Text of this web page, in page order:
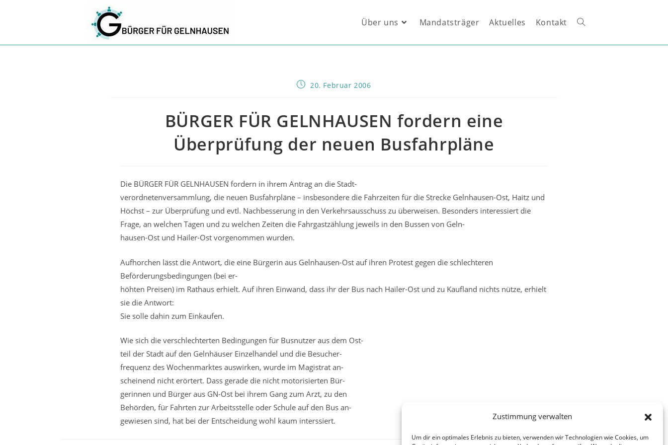
Zustimmung verwalten
Um dir ein optimales Erlebnis zu bieten, verwenden wir Technologien wie Cookies, um
Über uns Mandatsträger Aktuelles Kontakt Website-
Beitrag20. Februar 2006
BÜRGER FÜR GELNHAUSEN fordern eine
Überprüfung der neuen Busfahrpläne
Die BÜRGER FÜR GELNHAUSEN fordern in ihrem Antrag an die Stadt-
verordnetenversammlung, die neuen Busfahrpläne – insbesondere die Fahrzeiten für die Strecke Gelnhausen-Ost, Haitz und
Höchst – zur Überprüfung und evtl. Nachbesserung in den Verkehrsausschuss zu überweisen. Besonders interessiert die
Frage, an welchen Tagen und zu welchen Zeiten die Fahrgastzählung jeweils in den Bussen von Geln-
hausen-Ost und Hailer-Ost vorgenommen wurden.
Aufhorchen lässt die Antwort, die eine Bürgerin aus Gelnhausen-Ost auf ihren Protest gegen die schlechteren
Beförderungsbedingungen (bei er-
höhten Preisen) im Rathaus erhielt. Auf ihren Einwand, dass ihr der Bus nach Hailer-Ost und zu Kaufland nichts nütze, erhielt
sie die Antwort:
Sie solle dahin zum Einkaufen.
Wie sich die verschlechterten Bedingungen für Busnutzer aus dem Ost-
teil der Stadt auf den Gelnhäuser Einzelhandel und die Besucher-
frequenz des Wochenmarktes auswirken, wurde im Magistrat an-
scheinend nicht erörtert. Dass gerade die nicht motorisierten Bür-
gerinnen und Bürger aus GN-Ost bei ihrem Gang zum Arzt, zu den
Behörden, für Fahrten zur Arbeitsstelle oder Schule auf den Bus an-
gewiesen sind, hat bei der Entscheidung wohl kaum interssiert.